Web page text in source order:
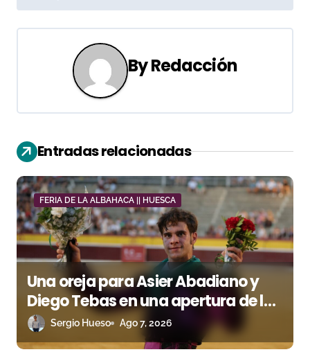
g
i
ó
n
d
e
e
n
r
ByRedacción
Entradas relacionadas
FERIA DE LA ALBAHACA || HUESCA
Una oreja para Asier Abadiano y
Diego Tebas en una apertura de la
Albahaca marcada por el buen
juego de Los Maños
Sergio Hueso Ago 7, 2026